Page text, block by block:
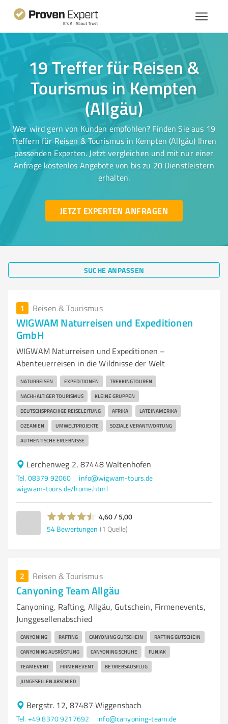
19 Treffer für Reisen &
Tourismus in Kempten
(Allgäu)
Wer wird gern von Kunden empfohlen? Finden Sie aus 19
Treffern für Reisen & Tourismus in Kempten (Allgäu) Ihren
passenden Experten. Jetzt vergleichen und mit nur einer
Anfrage kostenlos Angebote von bis zu 20 Dienstleistern
erhalten.
JETZT EXPERTEN ANFRAGEN
SUCHE ANPASSEN
1 Reisen & Tourismus
WIGWAM Naturreisen und Expeditionen
GmbH
WIGWAM Naturreisen und Expeditionen –
Abenteuerreisen in die Wildnisse der Welt
NATURREISEN EXPEDITIONEN TREKKINGTOUREN
NACHHALTIGER TOURISMUS KLEINE GRUPPEN
DEUTSCHSPRACHIGE REISELEITUNG AFRIKA LATEINAMERIKA
OZEANIEN UMWELTPROJEKTE SOZIALE VERANTWORTUNG
AUTHENTISCHE ERLEBNISSE
Lerchenweg 2, 87448 Waltenhofen
Tel. 08379 92060
info@wigwam-tours.de
wigwam-tours.de/home.html
4,60 / 5,00
54 Bewertungen (1 Quelle)
2 Reisen & Tourismus
Canyoning Team Allgäu
Canyoning, Rafting, Allgäu, Gutschein, Firmenevents,
Junggesellenabschied
CANYONING RAFTING CANYONING GUTSCHEIN RAFTING GUTSCHEIN
CANYONING AUSRÜSTUNG CANYONING SCHUHE FUNJAK
TEAMEVENT FIRMENEVENT BETRIEBSAUSFLUG
JUNGESELLEN ABSCHIED
Bergstr. 12, 87487 Wiggensbach
Tel. +49 8370 9217692
info@canyoning-team.de